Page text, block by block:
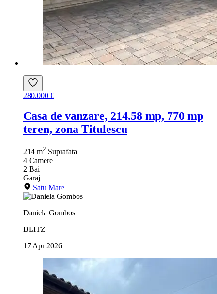
280.000 €
Casa de vanzare, 214.58 mp, 770 mp
teren, zona Titulescu
214 m2 Suprafata
4 Camere
2 Bai
Garaj
Satu Mare
Daniela Gombos
BLITZ
17 Apr 2026